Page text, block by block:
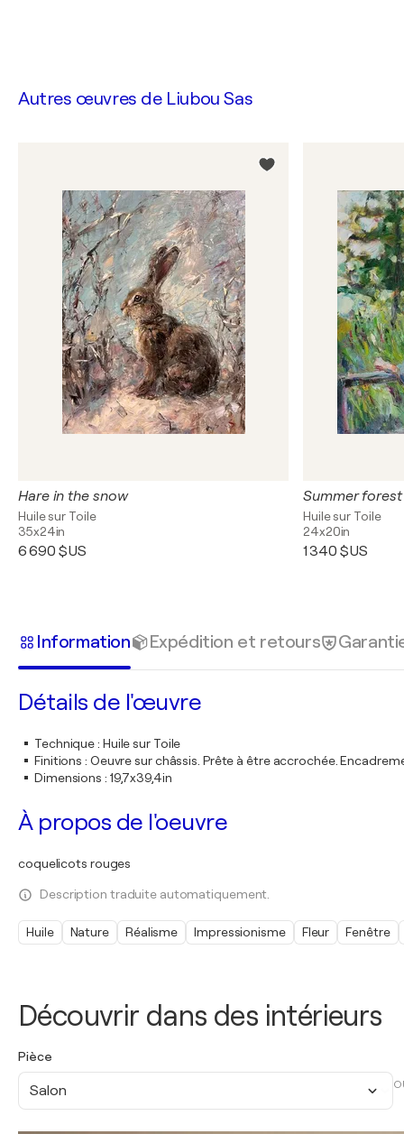
Découvrir dans des intérieurs
Pièce
Salon
Autres œuvres de Liubou Sas
Hare in the snow
Huile sur Toile
35x24in
6 690 $US
Summer forest
Huile sur Toile
24x20in
1 340 $US
Information Expédition et retours
Détails de l'œuvre
Technique: Huile sur Toile
Finitions : Oeuvre sur châssis. Prête à être accrochée.
Dimensions : 19,7x39,4in
À propos de l'oeuvre
coquelicots rouges
Description traduite automatiquement.
Huile Nature Réalisme Impressionisme Fleur Fenêtre